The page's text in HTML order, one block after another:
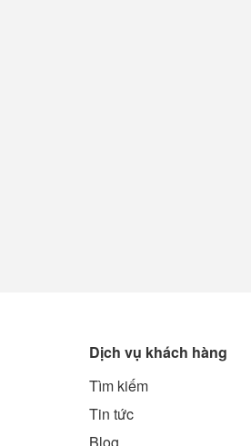
Dịch vụ khách hàng
Tìm kiếm
Tin tức
Blog